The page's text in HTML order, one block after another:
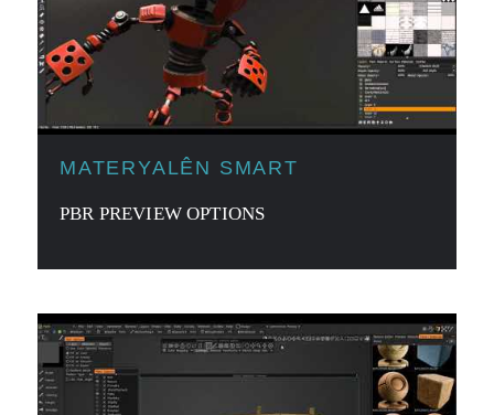
MATERYALÊN SMART
PBR PREVIEW OPTIONS